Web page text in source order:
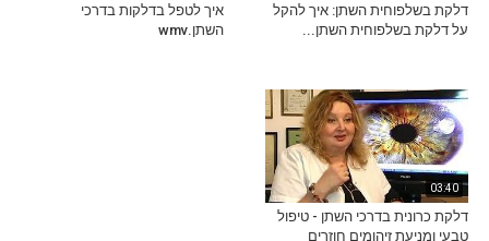
דלקת בשלפוחית השתן: איך להקל
על דלקת בשלפוחית השתן...
איך לטפל בדלקות בדרכי
השתן.wmv
03:40
דלקת כרונית בדרכי השתן - טיפול
טבעי ומניעת זיהומים חוזרים